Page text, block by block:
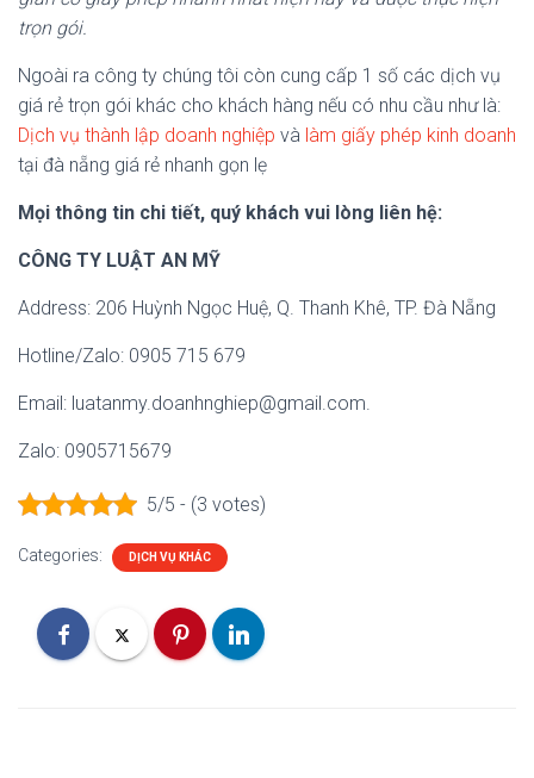
trọn gói.
Ngoài ra công ty chúng tôi còn cung cấp 1 số các dịch vụ
giá rẻ trọn gói khác cho khách hàng nếu có nhu cầu như là:
Dịch vụ thành lập doanh nghiệp và làm giấy phép kinh doanh
tại đà nẵng giá rẻ nhanh gọn lẹ
Mọi thông tin chi tiết, quý khách vui lòng liên hệ:
CÔNG TY LUẬT AN MỸ
Address: 206 Huỳnh Ngọc Huệ, Q. Thanh Khê, TP. Đà Nẵng
Hotline/Zalo: 0905 715 679
Email: luatanmy.doanhnghiep@gmail.com.
Zalo: 0905715679
5/5 - (3 votes)
Categories: DỊCH VỤ KHÁC